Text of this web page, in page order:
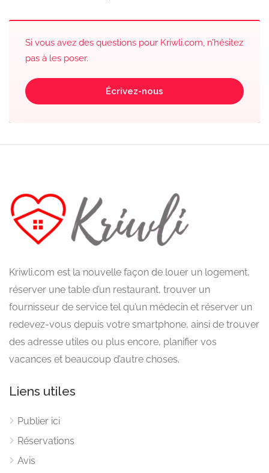
Si vous avez des questions pour Kriwli.com, n’hésitez
pas à les poser.
Écrivez-nous
Kriwli.com est la nouvelle façon de louer un logement,
réserver une table d’un restaurant, trouver un
fournisseur de service tel qu’un médecin et réserver un
redevez-vous depuis votre smartphone, ainsi de trouver
des adresse utiles ou plus encore, planifier vos
vacances et beaucoup d’autre choses.
Liens utiles
Publier ici
Réservations
Avis